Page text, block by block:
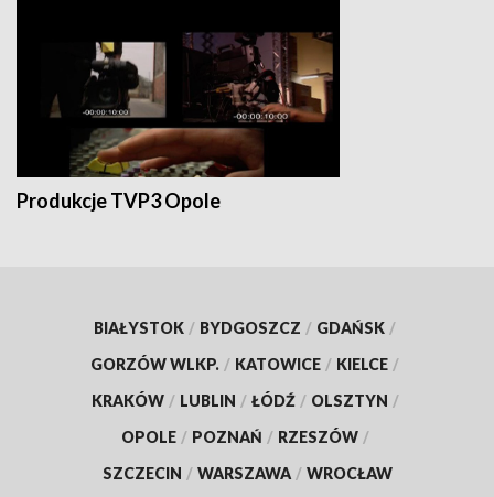
Produkcje TVP3 Opole
BIAŁYSTOK / BYDGOSZCZ / GDAŃSK /
GORZÓW WLKP. / KATOWICE / KIELCE /
KRAKÓW / LUBLIN / ŁÓDŹ / OLSZTYN /
OPOLE / POZNAŃ / RZESZÓW /
SZCZECIN / WARSZAWA / WROCŁAW